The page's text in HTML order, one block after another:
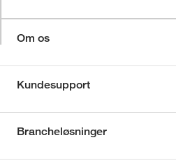
Om os
Kundesupport
Brancheløsninger